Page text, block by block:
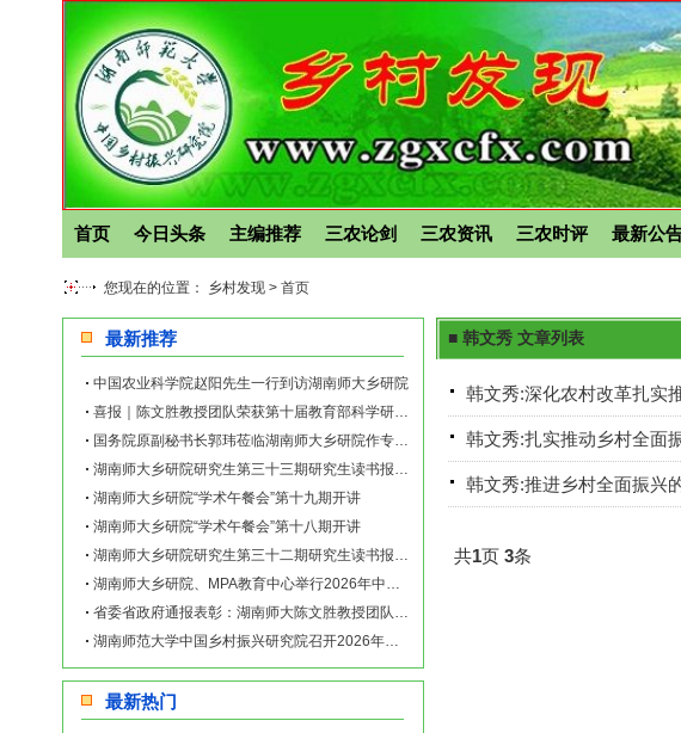
首页 今日头条 主编推荐 三农论剑 三农资讯 三农时评 最新公
您现在的位置： 乡村发现 > 首页
最新推荐
中国农业科学院赵阳先生一行到访湖南师大乡研院
喜报｜陈文胜教授团队荣获第十届教育部科学研究优秀成果奖（人文社会科学）
国务院原副秘书长郭玮莅临湖南师大乡研院作专题讲座
湖南师大乡研院研究生第三十三期研究生读书报告会举行
湖南师大乡研院“学术午餐会”第十九期开讲
湖南师大乡研院“学术午餐会”第十八期开讲
湖南师大乡研院研究生第三十二期研究生读书报告会举行
湖南师大乡研院、MPA教育中心举行2026年中央一号文件学习座谈会
省委省政府通报表彰：湖南师大陈文胜教授团队成果荣获省社科优秀成果一等奖
湖南师范大学中国乡村振兴研究院召开2026年新春团拜会
最新热门
■ 韩文秀 文章列表
韩文秀:深化农村改革扎实
韩文秀:扎实推动乡村全面
韩文秀:推进乡村全面振兴
共1页 3条